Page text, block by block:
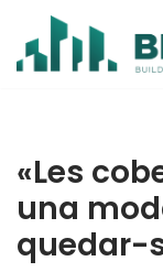
Vés
«Les
una
quedar-